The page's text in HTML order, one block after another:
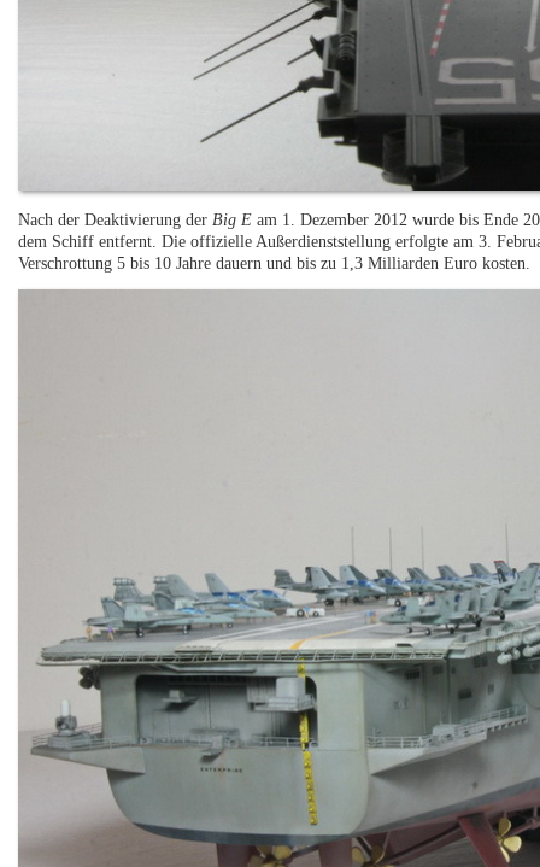
Nach der Deaktivierung der Big E am 1. Dezember 2012 wurde bis Ende
dem Schiff entfernt. Die offizielle Außerdienststellung erfolgte am 3.
Verschrottung 5 bis 10 Jahre dauern und bis zu 1,3 Milliarden Euro kosten.